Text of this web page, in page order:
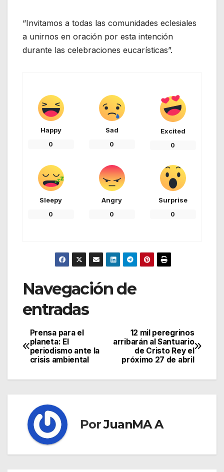
“Invitamos a todas las comunidades eclesiales
a unirnos en oración por esta intención
durante las celebraciones eucarísticas”.
Happy
0
Sad
0
Excited
0
Sleepy
0
Angry
0
Surprise
0
Navegación de
entradas
12 mil peregrinos
arribarán al Santuario
de Cristo Rey el
próximo 27 de abril
Prensa para el
planeta: El
periodismo ante la
crisis ambiental
PorJuanMA A